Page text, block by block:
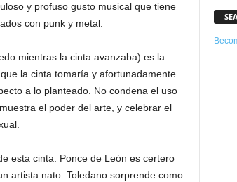
y profuso gusto musical que tiene
con punk y metal.
mientras la cinta avanzaba) es la
la cinta tomaría y afortunadamente
a lo planteado. No condena el uso
el poder del arte, y celebrar el
esta cinta. Ponce de León es certero
artista nato. Toledano sorprende como